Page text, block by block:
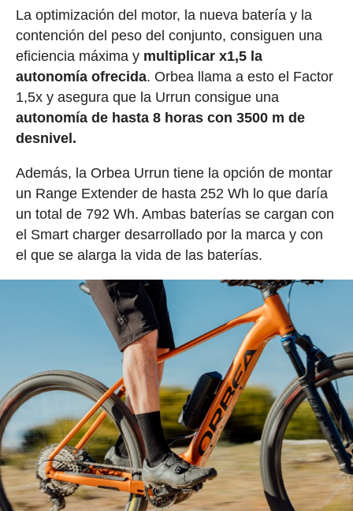
La optimización del motor, la nueva batería y la
contención del peso del conjunto, consiguen una
eficiencia máxima y multiplicar x1,5 la
autonomía ofrecida. Orbea llama a esto el Factor
1,5x y asegura que la Urrun consigue una
autonomía de hasta 8 horas con 3500 m de
desnivel.
Además, la Orbea Urrun tiene la opción de montar
un Range Extender de hasta 252 Wh lo que daría
un total de 792 Wh. Ambas baterías se cargan con
el Smart charger desarrollado por la marca y con
el que se alarga la vida de las baterías.